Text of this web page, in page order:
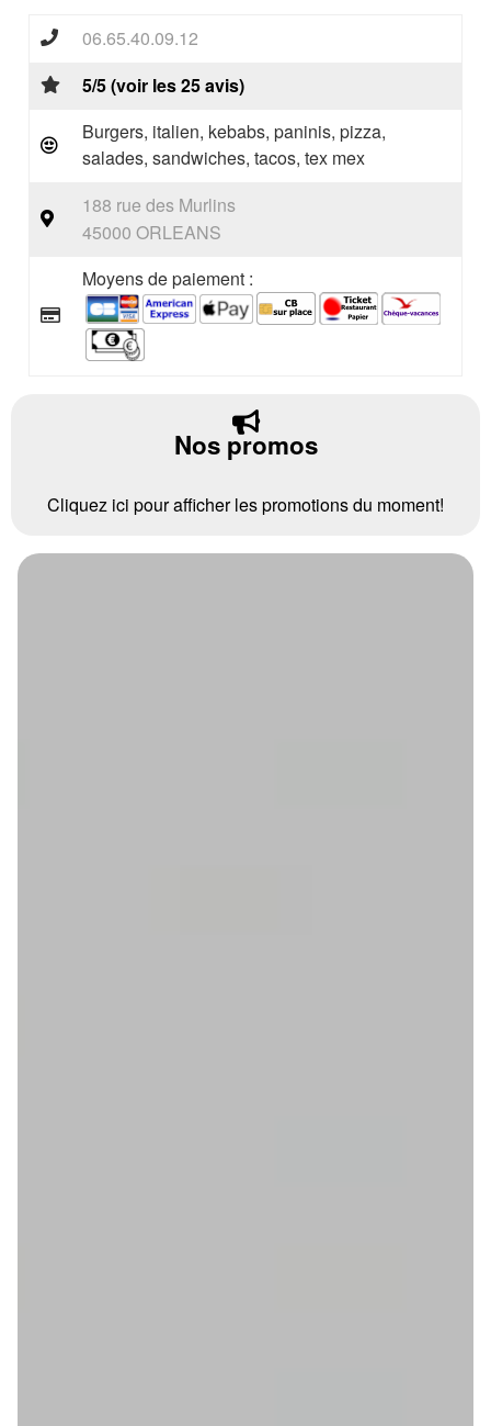
06.65.40.09.12
5/5 (voir les 25 avis)
Burgers, italien, kebabs, paninis, pizza,
salades, sandwiches, tacos, tex mex
188 rue des Murlins
45000 ORLEANS
Moyens de paiement :
Nos promos
Cliquez ici pour afficher les promotions du moment!